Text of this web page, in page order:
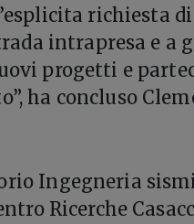
richiesta
intrapresa e a
progetti e
ha concluso
Ingegneria
Ricerche